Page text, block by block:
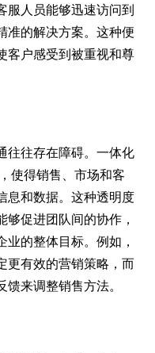
服人员能够迅速访问到
准的解决方案。这种便
客户感受到被重视和尊
往往存在障碍。一体化
使得销售、市场和客
息和数据。这种透明度
促进团队间的协作，
的整体目标。例如，
更有效的营销策略，而
来调整销售方法。